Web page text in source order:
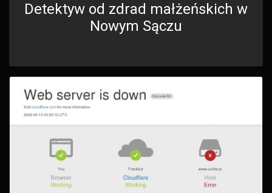
Detektyw od zdrad małżeńskich w
Nowym Sączu